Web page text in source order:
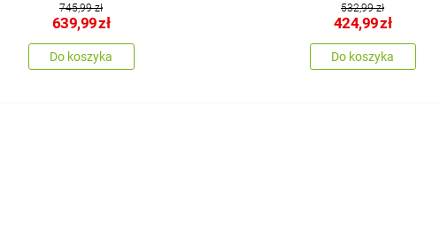
745,99 zł
639,99zł
Do koszyka
532,99 zł
424,99zł
Do koszyka